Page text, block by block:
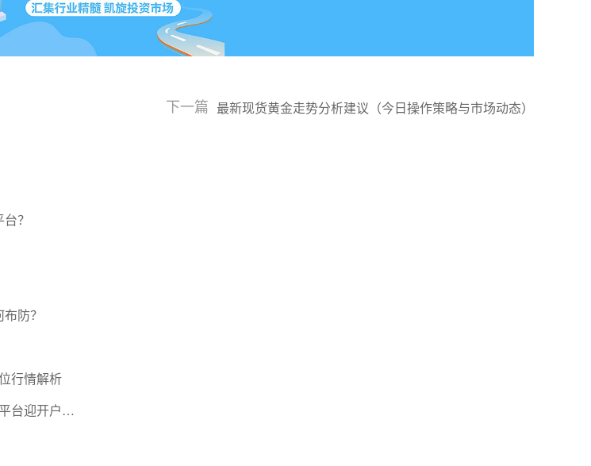
下一篇 最新现货黄金走势分析建议（今日操作策略与市场动态）
？
防？
行情解析
台迎开户热